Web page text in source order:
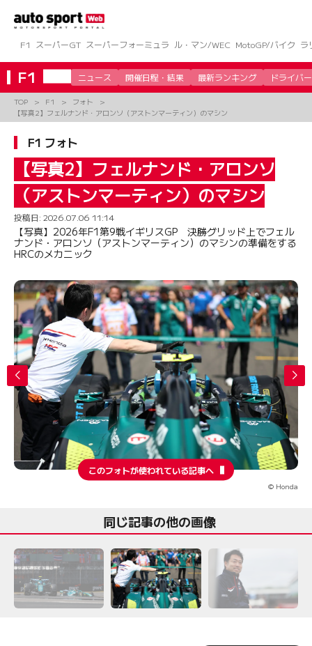
ツ
へ
ス
キ
プ
F1 スーパーGT スーパーフォーミュラ ル・マン/WEC MotoGP/バイク ラ
F1 ニュース 開催日程・結果 最新ランキング ドライバー
TOP F1
フォト
【写真2】フェルナンド・アロンソ（アストンマーティン）のマシン
F1 フォト
【写真2】フェルナンド・アロンソ
（アストンマーティン）のマシン
投稿日: 2026.07.06 11:14
【写真】2026年F1第9戦イギリスGP 決勝グリッド上でフェル
ナンド・アロンソ（アストンマーティン）のマシンの準備をする
HRCのメカニック
このフォトが使われている記事へ
© Honda
同じ記事の他の画像